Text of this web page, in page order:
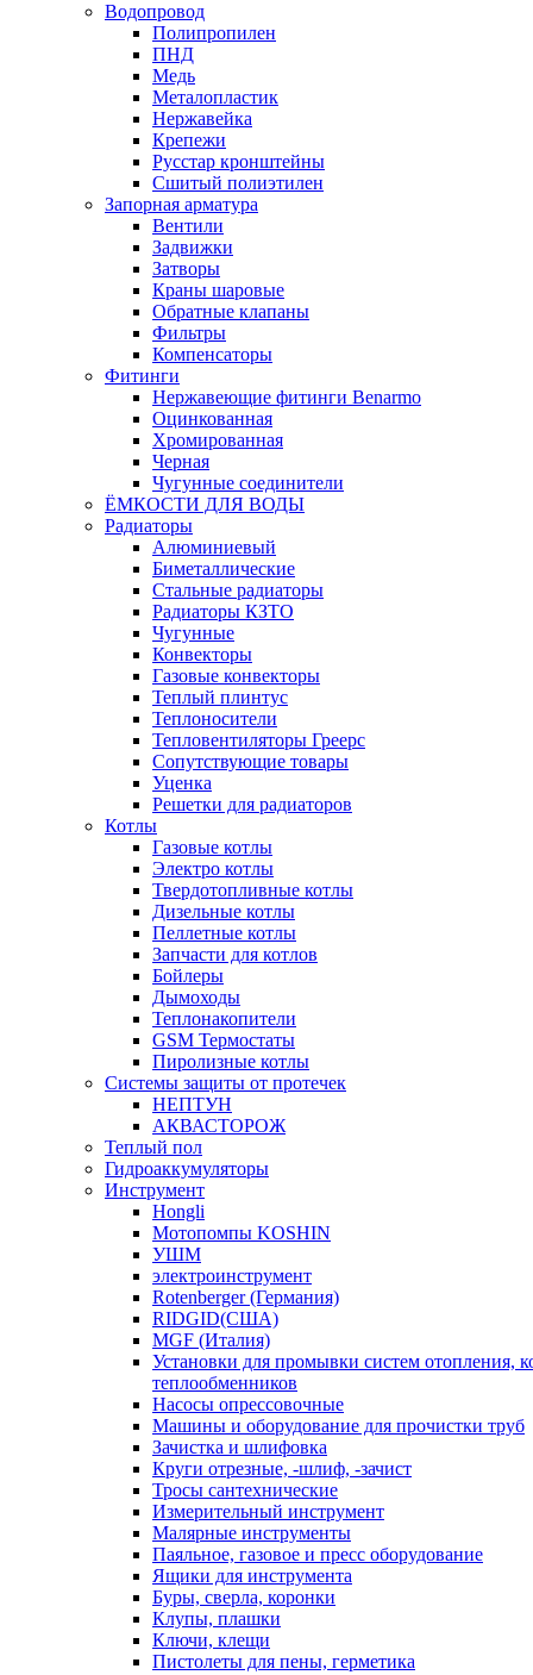
Водопровод
Полипропилен
ПНД
Медь
Металопластик
Нержавейка
Крепежи
Русстар кронштейны
Сшитый полиэтилен
Запорная арматура
Вентили
Задвижки
Затворы
Краны шаровые
Обратные клапаны
Фильтры
Компенсаторы
Фитинги
Нержавеющие фитинги Benarmo
Оцинкованная
Хромированная
Черная
Чугунные соединители
ЁМКОСТИ ДЛЯ ВОДЫ
Радиаторы
Алюминиевый
Биметаллические
Стальные радиаторы
Радиаторы КЗТО
Чугунные
Конвекторы
Газовые конвекторы
Теплый плинтус
Теплоносители
Тепловентиляторы Греерс
Сопутствующие товары
Уценка
Решетки для радиаторов
Котлы
Газовые котлы
Электро котлы
Твердотопливные котлы
Дизельные котлы
Пеллетные котлы
Запчасти для котлов
Бойлеры
Дымоходы
Теплонакопители
GSM Термостаты
Пиролизные котлы
Системы защиты от протечек
НЕПТУН
АКВАСТОРОЖ
Теплый пол
Гидроаккумуляторы
Инструмент
Hongli
Мотопомпы KOSHIN
УШМ
электроинструмент
Rotenberger (Германия)
RIDGID(США)
MGF (Италия)
Установки для промывки систем отопления,
теплообменников
Насосы опрессовочные
Машины и оборудование для прочистки труб
Зачистка и шлифовка
Круги отрезные, -шлиф, -зачист
Тросы сантехнические
Измерительный инструмент
Малярные инструменты
Паяльное, газовое и пресс оборудование
Ящики для инструмента
Буры, сверла, коронки
Клупы, плашки
Ключи, клещи
Пистолеты для пены, герметика